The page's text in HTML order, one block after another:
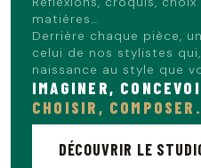
matières…
Derrière chaque pièce,
celui de nos stylistes
naissance au style que
IMAGINER,
CHOISIR, COMPOSER.
DÉCOUVRIR LE